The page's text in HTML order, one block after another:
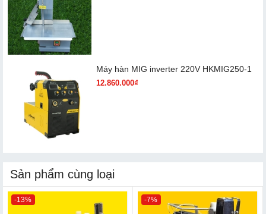
Máy hàn MIG inverter 220V HKMIG250-1
12.860.000₫
Sản phẩm cùng loại
-13% -7%